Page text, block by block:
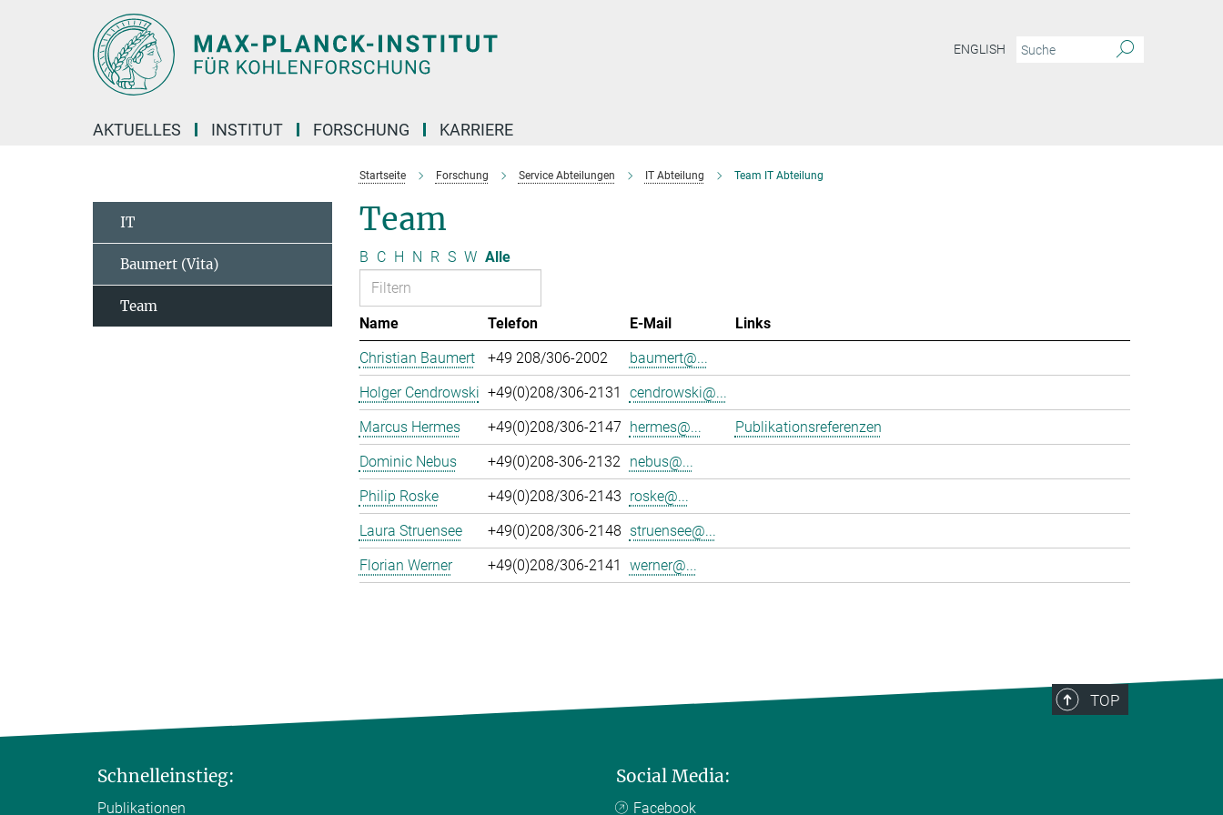
ENGLISH
AKTUELLES INSTITUT FORSCHUNG KARRIERE
Startseite Forschung Service Abteilungen IT Abteilung Team IT Abteilung
Team
B C H N R S W Alle
Name Telefon E-Mail
Links
Christian Baumert
+49 208/306-2002
baumert@...
Holger Cendrowski +49(0)208/306-2131
cendrowski@...
Marcus Hermes
+49(0)208/306-2147 hermes@...
Publikationsreferenzen
Dominic Nebus
+49(0)208-306-2132
nebus@...
Philip Roske
+49(0)208/306-2143 roske@...
Laura Struensee
+49(0)208/306-2148 struensee@...
Florian Werner
+49(0)208/306-2141 werner@...
IT
Baumert (Vita)
Team
TOP
Schnelleinstieg:
Publikationen
Social Media:
Facebook